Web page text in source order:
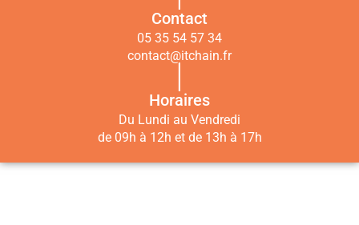
Contact
05 35 54 57 34
contact@itchain.fr
Horaires
Du Lundi au Vendredi
de 09h à 12h et de 13h à 17h